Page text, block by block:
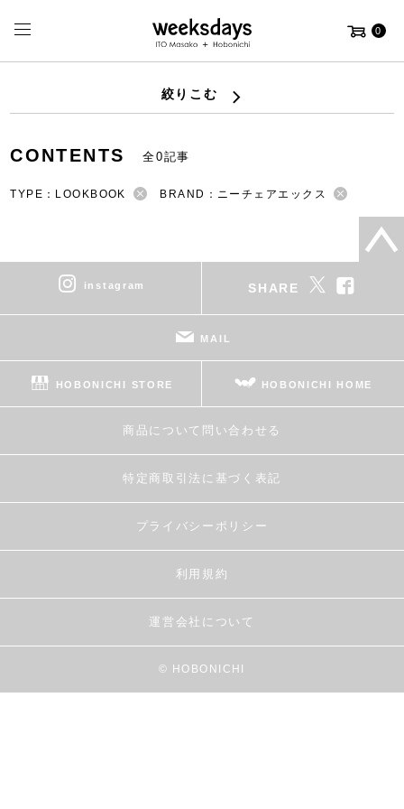
0
絞りこむ
CONTENTS 全0記事
TYPE：LOOKBOOK BRAND：ニーチェアエックス
instagram SHARE
MAIL
HOBONICHI STORE HOBONICHI HOME
商品について問い合わせる
特定商取引法に基づく表記
プライバシーポリシー
利用規約
運営会社について
© HOBONICHI